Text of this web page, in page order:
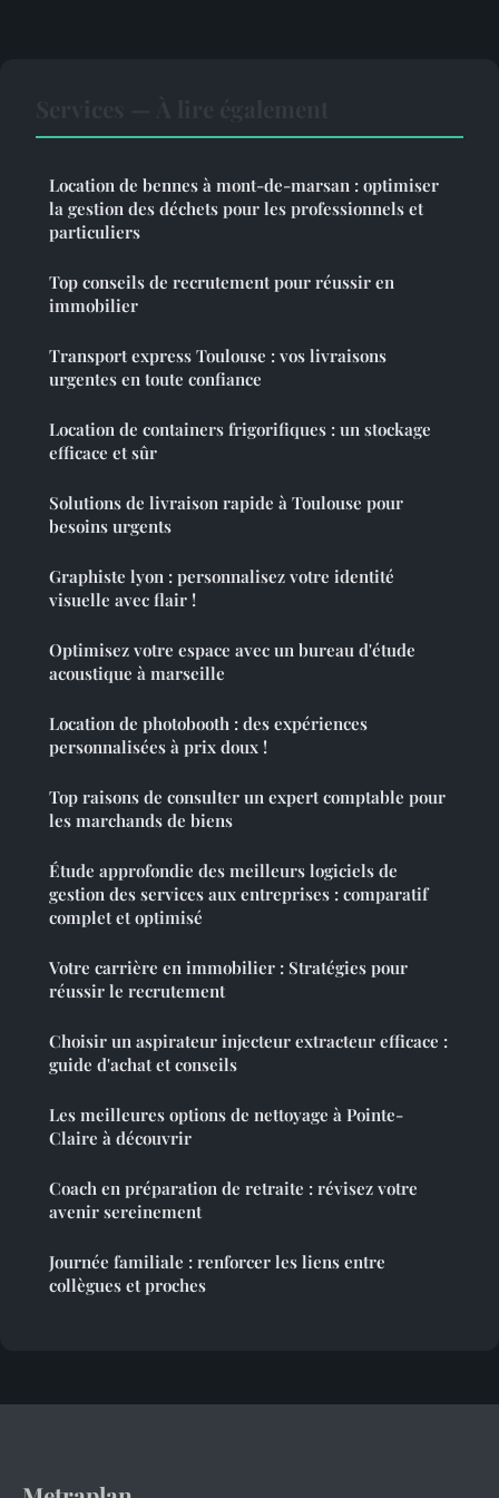
Location de bennes à mont-de-marsan : optimiser
la gestion des déchets pour les professionnels et
particuliers
Top conseils de recrutement pour réussir en
immobilier
Transport express Toulouse : vos livraisons
urgentes en toute confiance
Location de containers frigorifiques : un stockage
efficace et sûr
Solutions de livraison rapide à Toulouse pour
besoins urgents
Graphiste lyon : personnalisez votre identité
visuelle avec flair !
Optimisez votre espace avec un bureau d'étude
acoustique à marseille
Location de photobooth : des expériences
personnalisées à prix doux !
Top raisons de consulter un expert comptable pour
les marchands de biens
Étude approfondie des meilleurs logiciels de
gestion des services aux entreprises : comparatif
complet et optimisé
Votre carrière en immobilier : Stratégies pour
réussir le recrutement
Choisir un aspirateur injecteur extracteur efficace :
guide d'achat et conseils
Les meilleures options de nettoyage à Pointe-
Claire à découvrir
Coach en préparation de retraite : révisez votre
avenir sereinement
Journée familiale : renforcer les liens entre
collègues et proches